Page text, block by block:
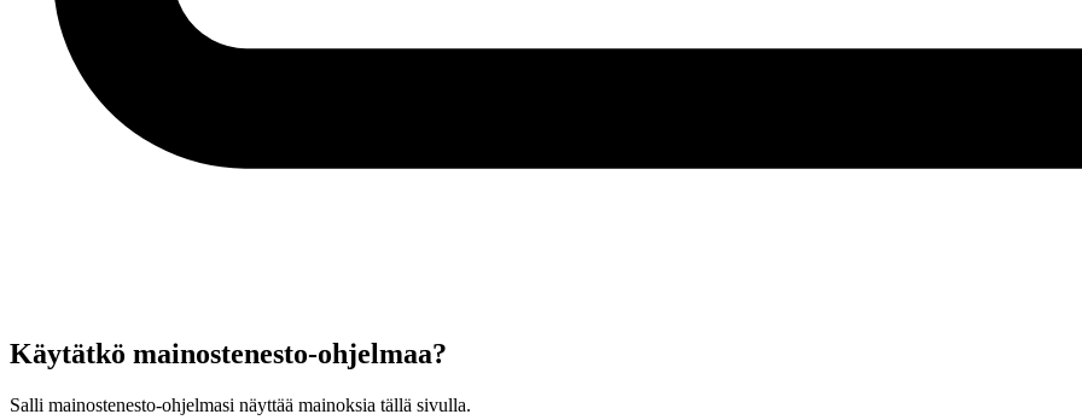
Käytätkö mainostenesto-ohjelmaa?
Salli mainostenesto-ohjelmasi näyttää mainoksia tällä sivulla.